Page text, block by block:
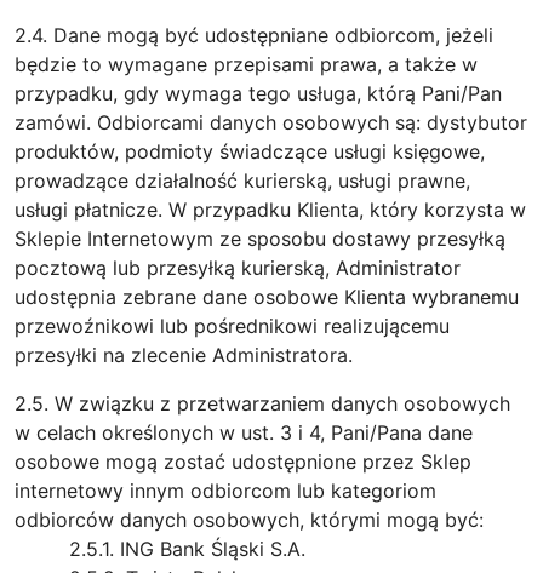
2.4. Dane mogą być udostępniane odbiorcom, jeżeli
będzie to wymagane przepisami prawa, a także w
przypadku, gdy wymaga tego usługa, którą Pani/Pan
zamówi. Odbiorcami danych osobowych są: dystybutor
produktów, podmioty świadczące usługi księgowe,
prowadzące działalność kurierską, usługi prawne,
usługi płatnicze. W przypadku Klienta, który korzysta w
Sklepie Internetowym ze sposobu dostawy przesyłką
pocztową lub przesyłką kurierską, Administrator
udostępnia zebrane dane osobowe Klienta wybranemu
przewoźnikowi lub pośrednikowi realizującemu
przesyłki na zlecenie Administratora.
2.5. W związku z przetwarzaniem danych osobowych
w celach określonych w ust. 3 i 4, Pani/Pana dane
osobowe mogą zostać udostępnione przez Sklep
internetowy innym odbiorcom lub kategoriom
odbiorców danych osobowych, którymi mogą być:
2.5.1. ING Bank Śląski S.A.